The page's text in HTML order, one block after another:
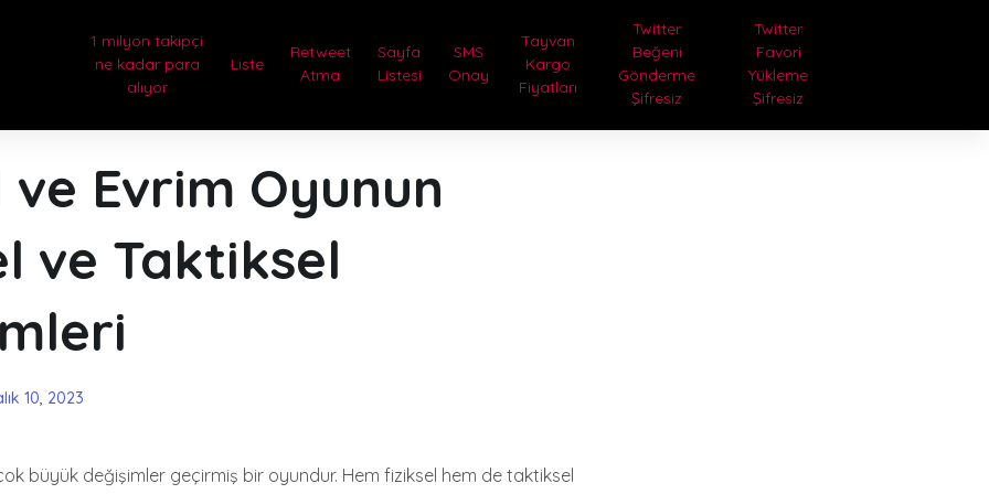
1 milyon takipçi
ne kadar para
alıyor
Liste
Retweet
Atma
Sayfa
Listesi
SMS
Onay
Tayvan
Kargo
Fiyatları
Twitter
Beğeni
Gönderme
Şifresiz
Twitter
Favori
Yükleme
Şifresiz
Evrim Oyunun
ve Taktiksel
10, 2023
büyük değişimler geçirmiş bir oyundur. Hem fiziksel hem de taktiksel